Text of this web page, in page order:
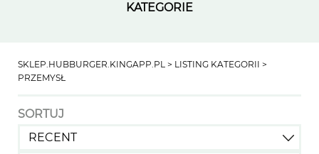
KATEGORIE
SKLEP.HUBBURGER.KINGAPP.PL
LISTING KATEGORII
PRZEMYSŁ
SORTUJ
RECENT